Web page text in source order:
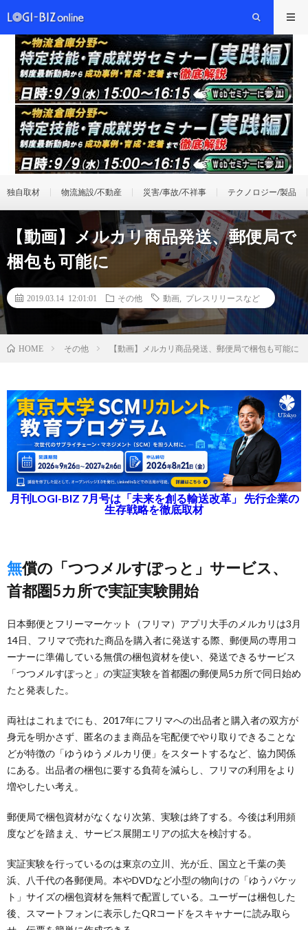
独自取材 物流施設/不動産 災害/事故/不祥事 テクノロジー/製品
【動画】メルカリ商品発送、郵便局で
梱包も可能に
2019.03.14 12:01:01 その他 動画 プレスリリースなど
HOME その他 【動画】メルカリ商品発送、郵便局で梱包も可能に
月刊LOGI-BIZ 7月号は「未来を創る輸送改革」 先行企業の
生存戦略を徹底取材
無償の「つつメルすぽっと」サービス、
首都圏5カ所で実証実験開始
日本郵便とフリーマーケット（フリマ）アプリ大手のメルカリは3月
14日、フリマで売れた商品を購入者に発送する際、郵便局の専用コ
ーナーに準備している無償の梱包資材を使い、発送できるサービス
「つつメルすぽっと」の実証実験を首都圏の郵便局5カ所で同日始め
たと発表した。
両社はこれまでにも、2017年にフリマへの出品者と購入者の双方が
身元を明かさず、匿名のまま商品を宅配便でやり取りできることな
どが特徴の「ゆうゆうメルカリ便」をスタートするなど、協力関係
にある。出品者の梱包に要する負荷を減らし、フリマの利用をより
増やしたい考え。
郵便局で梱包資材がなくなり次第、実験は終了する。今後は利用頻
度などを踏まえ、サービス展開エリアの拡大を検討する。
実証実験を行っているのは東京の立川、光が丘、国立と千葉の美
浜、八千代の各郵便局。本やDVDなど小型の物向けの「ゆうパケッ
ト」サイズの梱包資材を無料で配置している。ユーザーは梱包した
後、スマートフォンに表示したQRコードをスキャナーに読み取ら